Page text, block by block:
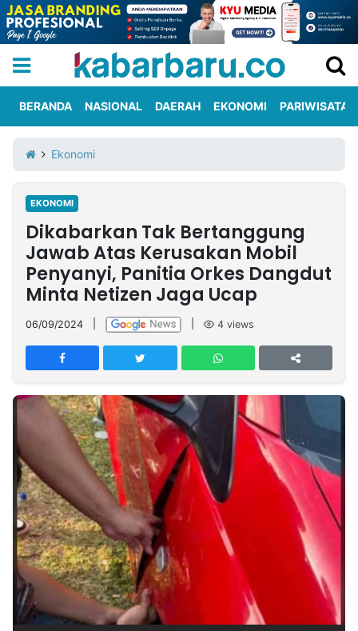
Iklan
Berita
Kami
Nasional
International
Olahraga
Entertainment
Daerah
Pariwisata
Kuliner
Kolom
Network
PT
TREETAN
MULTIMEDIA
INDONESIA
Insight
NTB
Suara
Time
Lens
IDN
Daily
Jogja
Jalan
Rakyat
Idealita
News
Kita
Notice
Dinamikapost.com
Radar
Baru
Seedbacklink
Follow
Kabarbaru
BERANDA NASIONAL DAERAH EKONOMI PARIWISATA
Ekonomi
EKONOMI
Dikabarkan Tak Bertanggung
Jawab Atas Kerusakan Mobil
Penyanyi, Panitia Orkes Dangdut
Minta Netizen Jaga Ucap
06/09/2024 4 views